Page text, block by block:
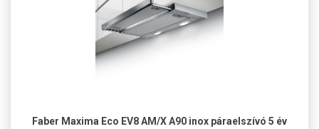
Faber Maxima Eco EV8 AM/X A90 inox páraelszívó 5 év